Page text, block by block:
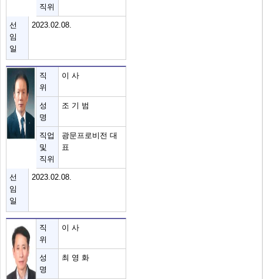
직위
선
임
일
2023.02.08.
직
위
이 사
성
명
조 기 범
직업
및
직위
광문프로비전 대
표
선
임
일
2023.02.08.
직
위
이 사
성
명
최 영 화